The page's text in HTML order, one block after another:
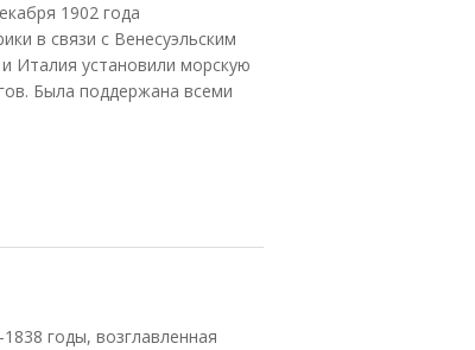
1902 года
в связи с Венесуэльским
Италия установили морскую
Была поддержана всеми
годы, возглавленная